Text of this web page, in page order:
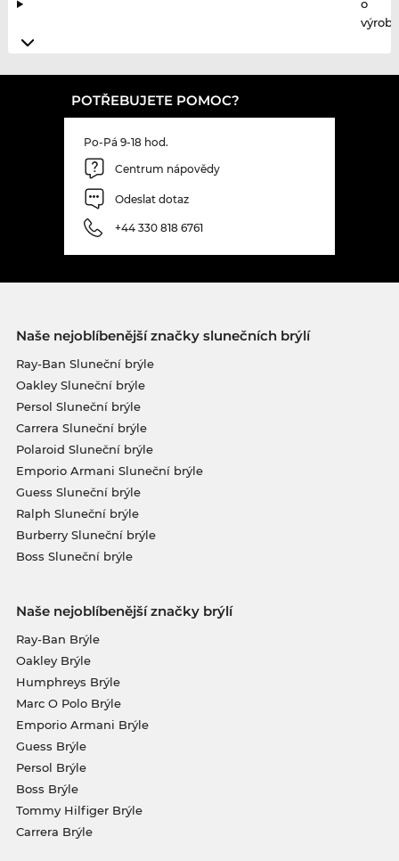
o
POTŘEBUJETE POMOC?
Po-Pá 9-18 hod.
Centrum nápovědy
Odeslat dotaz
+44 330 818 6761
Naše nejoblíbenější značky slunečních brýlí
Ray-Ban Sluneční brýle
Oakley Sluneční brýle
Persol Sluneční brýle
Carrera Sluneční brýle
Polaroid Sluneční brýle
Emporio Armani Sluneční brýle
Guess Sluneční brýle
Ralph Sluneční brýle
Burberry Sluneční brýle
Boss Sluneční brýle
Naše nejoblíbenější značky brýlí
Ray-Ban Brýle
Oakley Brýle
Humphreys Brýle
Marc O Polo Brýle
Emporio Armani Brýle
Guess Brýle
Persol Brýle
Boss Brýle
Tommy Hilfiger Brýle
Carrera Brýle